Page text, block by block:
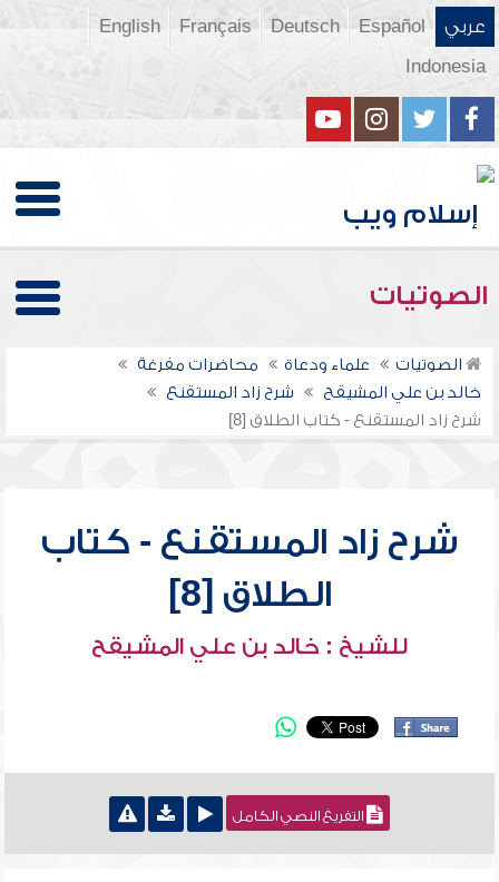
عربي Español
Deutsch
Français
English
Indonesia
الصوتيات
الصوتيات علماء ودعاة
محاضرات مفرغة
خالد بن علي المشيقح
شرح زاد المستقنع
شرح زاد المستقنع - كتاب الطلاق [8]
شرح زاد المستقنع - كتاب
الطلاق [8]
للشيخ : خالد بن علي المشيقح
التفريغ النصي الكامل